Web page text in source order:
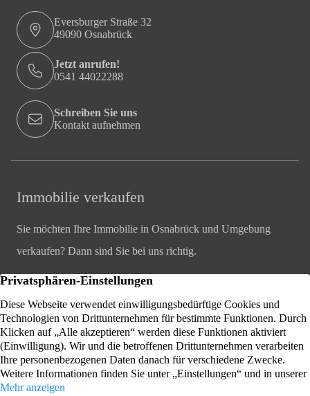
Eversburger Straße 32
49090 Osnabrück
Jetzt anrufen!
0541 44022288
Schreiben Sie uns
Kontakt aufnehmen
Immobilie verkaufen
Sie möchten Ihre Immobilie in Osnabrück und Umgebung
verkaufen? Dann sind Sie bei uns richtig.
Immobilien
Immobilienbewertung
Wir ermitteln den marktgerechten Preis für Ihre Immobilie
Osnabrück oder Umgebung.
Rechtliches